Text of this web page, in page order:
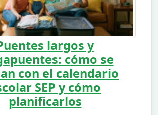
largos y
cómo se
con el calendario
SEP y cómo
planificarlos